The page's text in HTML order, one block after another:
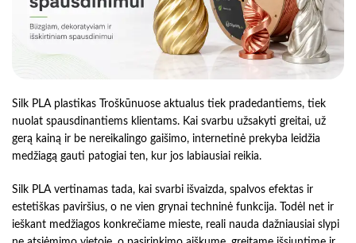
Silk PLA plastikas Troškūnuose aktualus tiek pradedantiems, tiek
nuolat spausdinantiems klientams. Kai svarbu užsakyti greitai, už
gerą kainą ir be nereikalingo gaišimo, internetinė prekyba leidžia
medžiagą gauti patogiai ten, kur jos labiausiai reikia.
Silk PLA vertinamas tada, kai svarbi išvaizda, spalvos efektas ir
estetiškas paviršius, o ne vien grynai techninė funkcija. Todėl net ir
ieškant medžiagos konkrečiame mieste, reali nauda dažniausiai slypi